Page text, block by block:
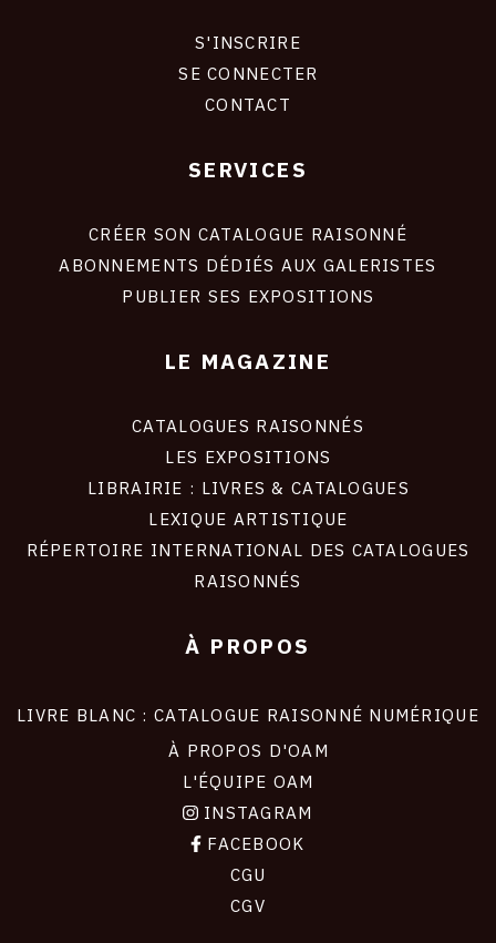
S'INSCRIRE
SE CONNECTER
CONTACT
SERVICES
CRÉER SON CATALOGUE RAISONNÉ
ABONNEMENTS DÉDIÉS AUX GALERISTES
PUBLIER SES EXPOSITIONS
LE MAGAZINE
CATALOGUES RAISONNÉS
LES EXPOSITIONS
LIBRAIRIE : LIVRES & CATALOGUES
LEXIQUE ARTISTIQUE
RÉPERTOIRE INTERNATIONAL DES CATALOGUES
RAISONNÉS
À PROPOS
LIVRE BLANC : CATALOGUE RAISONNÉ NUMÉRIQUE
À PROPOS D'OAM
L'ÉQUIPE OAM
INSTAGRAM
FACEBOOK
CGU
CGV